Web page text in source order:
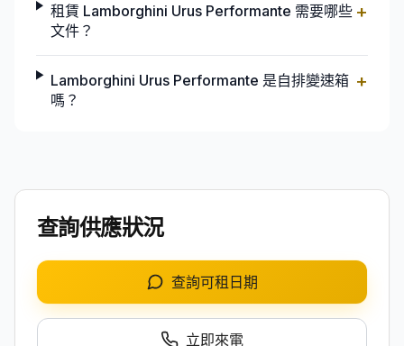
租賃 Lamborghini Urus Performante 需要哪些
文件？
+
Lamborghini Urus Performante 是自排變速箱
嗎？
+
查詢供應狀況
查詢可租日期
立即來電